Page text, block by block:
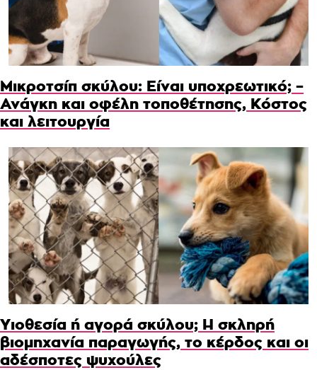
Μικροτσίπ σκύλου: Είναι υποχρεωτικό; –
Ανάγκη και οφέλη τοποθέτησης, Κόστος
και λειτουργία
Υιοθεσία ή αγορά σκύλου; Η σκληρή
βιομηχανία παραγωγής, το κέρδος και οι
αδέσποτες ψυχούλες